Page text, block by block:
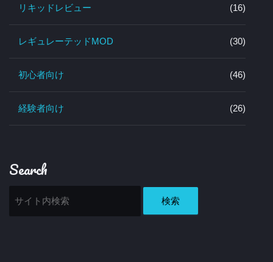
リキッドレビュー (16)
レギュレーテッドMOD (30)
初心者向け (46)
経験者向け (26)
Search